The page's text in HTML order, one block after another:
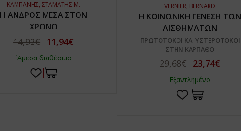
ΚΑΜΠΑΝΗΣ, ΣΤΑΜΑΤΗΣ Μ.
Η ΑΝΔΡΟΣ ΜΕΣΑ ΣΤΟΝ
ΧΡΟΝΟ
14,92€ 11,94€
`Αμεσα διαθέσιμο
VERNIER, BERNARD
Η ΚΟΙΝΩΝΙΚΗ ΓΕΝΕΣΗ ΤΩΝ
ΑΙΣΘΗΜΑΤΩΝ
ΠΡΩΤΟΤΟΚΟΙ ΚΑΙ ΥΣΤΕΡΟΤΟΚΟΙ
ΣΤΗΝ ΚΑΡΠΑΘΟ
29,68€ 23,74€
Εξαντλημένο